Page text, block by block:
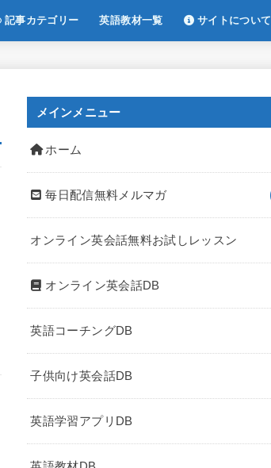
記事カテゴリー 英語教材一覧 サイトについて
メインメニュー
ホーム
毎日配信無料メルマガ
オンライン英会話無料お試しレッスン
オンライン英会話DB
英語コーチングDB
子供向け英会話DB
英語学習アプリDB